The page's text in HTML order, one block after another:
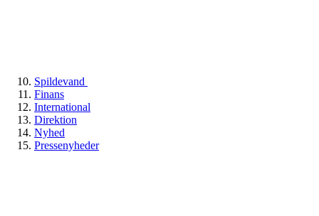
Spildevand
Finans
International
Direktion
Nyhed
Pressenyheder